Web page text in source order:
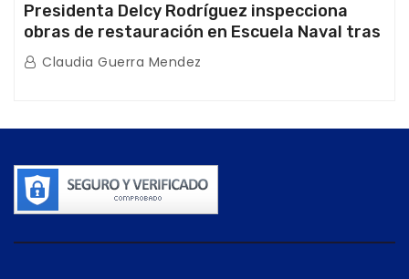
Presidenta Delcy Rodríguez inspecciona
obras de restauración en Escuela Naval tras
afectaciones sísmicas en La Guaira
Claudia Guerra Mendez